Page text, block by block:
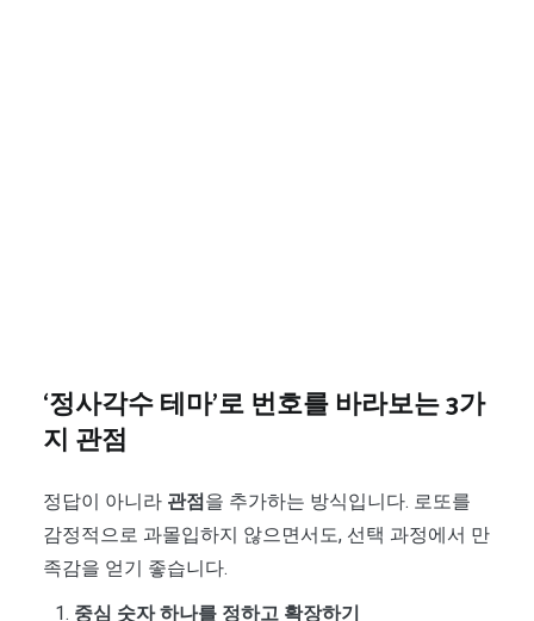
‘정사각수 테마’로 번호를 바라보는 3가
지 관점
정답이 아니라 관점을 추가하는 방식입니다. 로또를
감정적으로 과몰입하지 않으면서도, 선택 과정에서 만
족감을 얻기 좋습니다.
중심 숫자 하나를 정하고 확장하기